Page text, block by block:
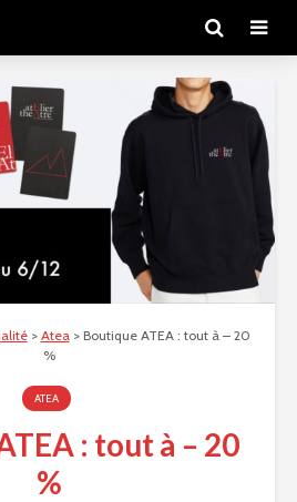
> Atea> Boutique ATEA : tout à – 20
%
ATEA
: tout à – 20
%